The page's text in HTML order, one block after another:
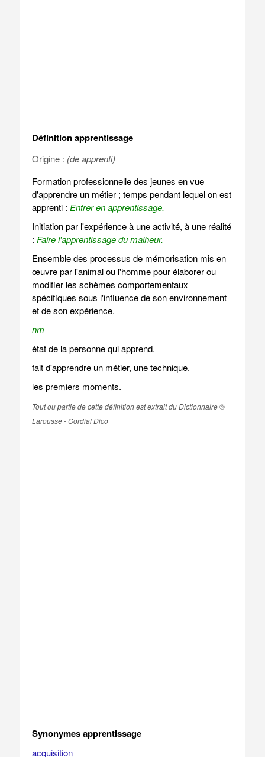
Définition apprentissage
Origine : (de apprenti)
Formation professionnelle des jeunes en vue
d'apprendre un métier ; temps pendant lequel on est
apprenti : Entrer en apprentissage.
Initiation par l'expérience à une activité, à une réalité
: Faire l'apprentissage du malheur.
Ensemble des processus de mémorisation mis en
œuvre par l'animal ou l'homme pour élaborer ou
modifier les schèmes comportementaux
spécifiques sous l'influence de son environnement
et de son expérience.
nm
état de la personne qui apprend.
fait d'apprendre un métier, une technique.
les premiers moments.
Tout ou partie de cette définition est extrait du Dictionnaire ©
Larousse - Cordial Dico
Synonymes apprentissage
acquisition